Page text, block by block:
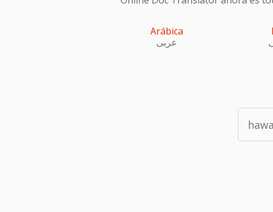
Arábica
عربى